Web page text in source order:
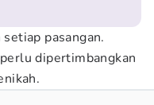
pasangan.
dipertimbangkan